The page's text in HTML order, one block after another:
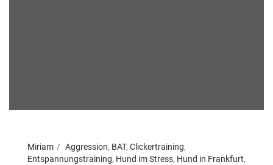
Miriam Aggression, BAT, Clickertraining,
Entspannungstraining, Hund im Stress, Hund in Frankfurt,